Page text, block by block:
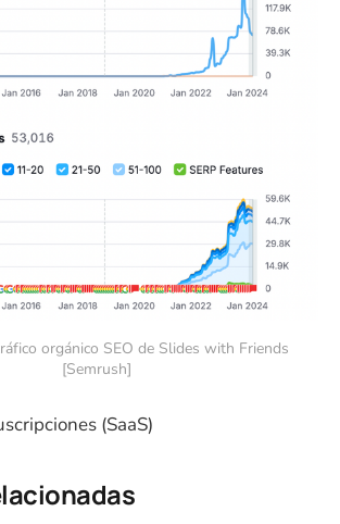
orgánico SEO de Slides with Friends
[Semrush]
(SaaS)